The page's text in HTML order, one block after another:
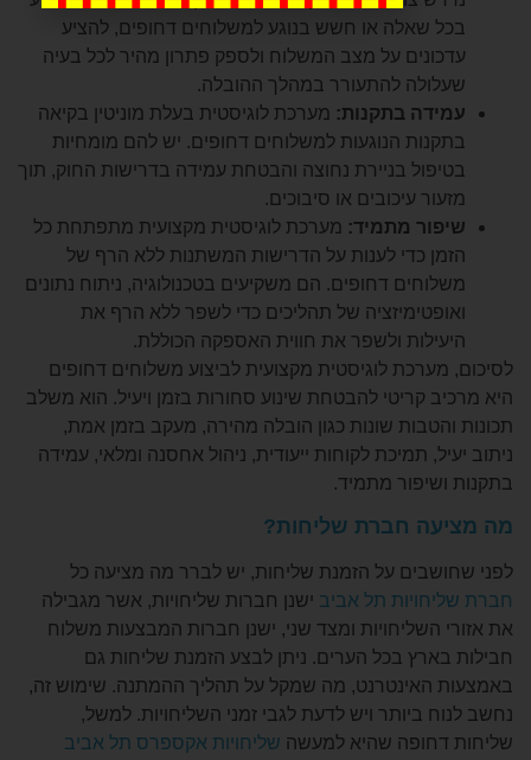
שאלה או חשש בנוגע למשלוחים דחופים, להציע
על מצב המשלוח ולספק פתרון מהיר לכל בעיה
להתעורר במהלך ההובלה.
בתקנות:מערכת לוגיסטית בעלת מוניטין בקיאה
הנוגעות למשלוחים דחופים. יש להם מומחיות
בניירת נחוצה והבטחת עמידה בדרישות החוק, תוך
עיכובים או סיבוכים.
מתמיד:מערכת לוגיסטית מקצועית מתפתחת כל
כדי לענות על הדרישות המשתנות ללא הרף של
דחופים. הם משקיעים בטכנולוגיה, ניתוח נתונים
של תהליכים כדי לשפר ללא הרף את
ולשפר את חווית האספקה הכוללת.
לוגיסטית מקצועית לביצוע משלוחים דחופים
קריטי להבטחת שינוע סחורות בזמן ויעיל. הוא משלב
שונות כגון הובלה מהירה, מעקב בזמן אמת,
תמיכת לקוחות ייעודית, ניהול אחסנה ומלאי, עמידה
מתמיד.
חברת שליחות?
על הזמנת שליחות, יש לברר מה מציעה כל
תל אביבישנן חברות שליחויות, אשר מגבילה
השליחויות ומצד שני, ישנן חברות המבצעות משלוח
בכל הערים. ניתן לבצע הזמנת שליחות גם
האינטרנט, מה שמקל על תהליך ההמתנה. שימוש זה,
ביותר ויש לדעת לגבי זמני השליחויות. למשל,
שהיא למעשהשליחויות אקספרס תל אביב